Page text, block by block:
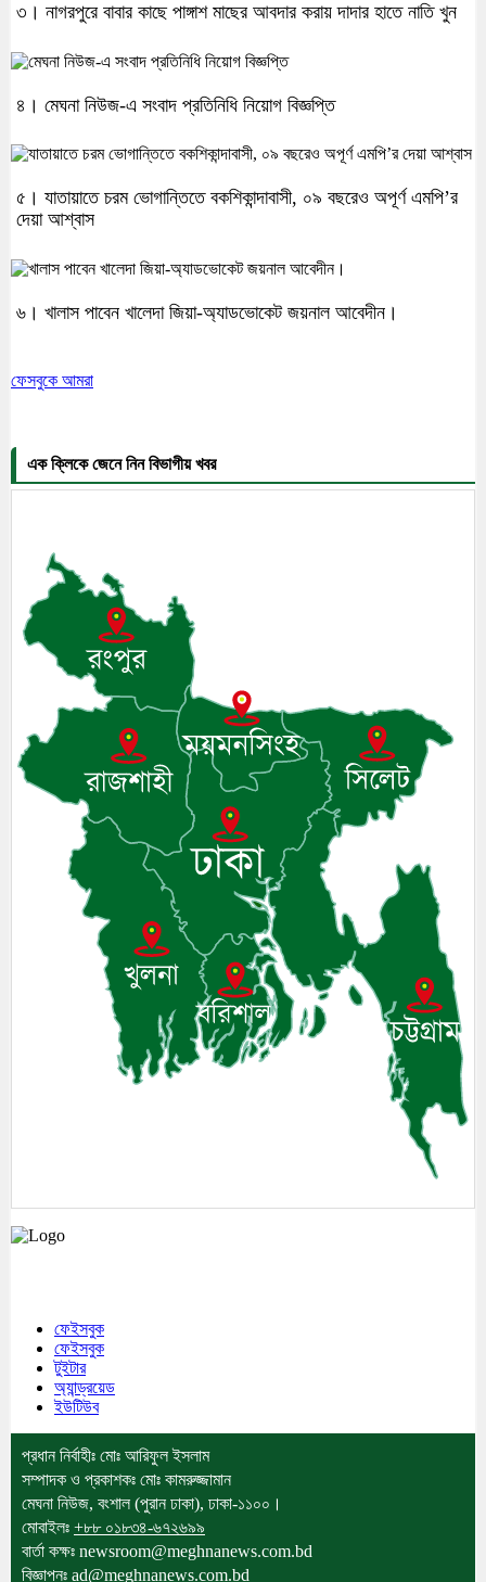
৩। নাগরপুরে বাবার কাছে পাঙ্গাশ মাছের আবদার করায় দাদার হাতে নাতি খুন
৪। মেঘনা নিউজ-এ সংবাদ প্রতিনিধি নিয়োগ বিজ্ঞপ্তি
৫। যাতায়াতে চরম ভোগান্তিতে বকশিকান্দাবাসী, ০৯ বছরেও অপূর্ণ এমপি’র
দেয়া আশ্বাস
৬। খালাস পাবেন খালেদা জিয়া-অ্যাডভোকেট জয়নাল আবেদীন।
ফেসবুকে আমরা
এক ক্লিকে জেনে নিন বিভাগীয় খবর
ফেইসবুক
ফেইসবুক
টুইটার
অ্যান্ড্রয়েড
ইউটিউব
প্রধান নির্বাহীঃ মোঃ আরিফুল ইসলাম
সম্পাদক ও প্রকাশকঃ মোঃ কামরুজ্জামান
মেঘনা নিউজ, বংশাল (পুরান ঢাকা), ঢাকা-১১০০।
মোবাইলঃ +৮৮ ০১৮৩৪-৬৭২৬৯৯
বার্তা কক্ষঃ newsroom@meghnanews.com.bd
বিজ্ঞাপনঃ ad@meghnanews.com.bd